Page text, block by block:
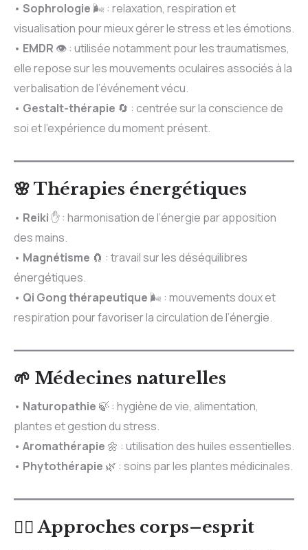
• Sophrologie 🌬️ : relaxation, respiration et
visualisation pour mieux gérer le stress et les émotions.
• EMDR 👁️ : utilisée notamment pour les traumatismes,
elle repose sur les mouvements oculaires associés à la
verbalisation de l’événement vécu.
• Gestalt-thérapie 🔄 : centrée sur la conscience de
soi et l’expérience du moment présent.
🌸 Thérapies énergétiques
• Reiki ✋ : harmonisation de l’énergie par apposition
des mains.
• Magnétisme 🧲 : travail sur les déséquilibres
énergétiques.
• Qi Gong thérapeutique 🌬️ : mouvements doux et
respiration pour favoriser la circulation de l’énergie.
🌱 Médecines naturelles
• Naturopathie 🍃 : hygiène de vie, alimentation,
plantes et gestion du stress.
• Aromathérapie 🌼 : utilisation des huiles essentielles.
• Phytothérapie 🌿 : soins par les plantes médicinales.
🧘‍♀️ Approches corps–esprit